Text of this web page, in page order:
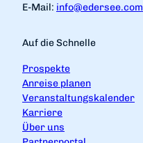
E-Mail: info@edersee.com
Auf die Schnelle
Prospekte
Anreise planen
Veranstaltungskalender
Karriere
Über uns